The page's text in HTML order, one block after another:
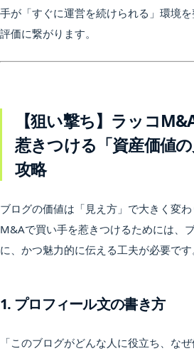
手が「すぐに運営を続けられる」環境
評価に繋がります。
【狙い撃ち】ラッコ
惹きつける「資産価値
攻略
ブログの価値は「見え方」で大きく変
M&Aで買い手を惹きつけるためには、
に、かつ魅力的に伝える工夫が必要です
1. プロフィール文の書き方
「このブログがどんな人に役立ち、な